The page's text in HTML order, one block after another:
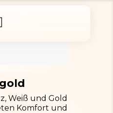
Weiß und Gold
Komfort und